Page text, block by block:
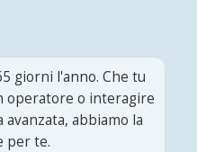
giorni l'anno. Che tu
operatore o interagire
abbiamo la
per te.